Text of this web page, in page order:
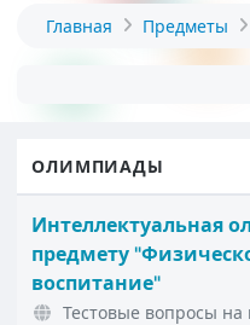
Главная Предметы
ОЛИМПИАДЫ
Интеллектуальная
предмету
воспитание"
Тестовые вопросы на